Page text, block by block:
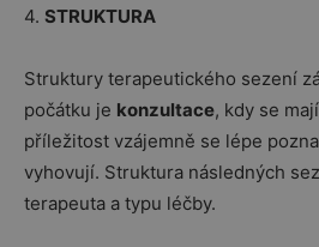
4. STRUKTURA
Struktury terapeutického sezení
počátku je konzultace, kdy se
příležitost vzájemně se lépe
vyhovují. Struktura následných
terapeuta a typu léčby.